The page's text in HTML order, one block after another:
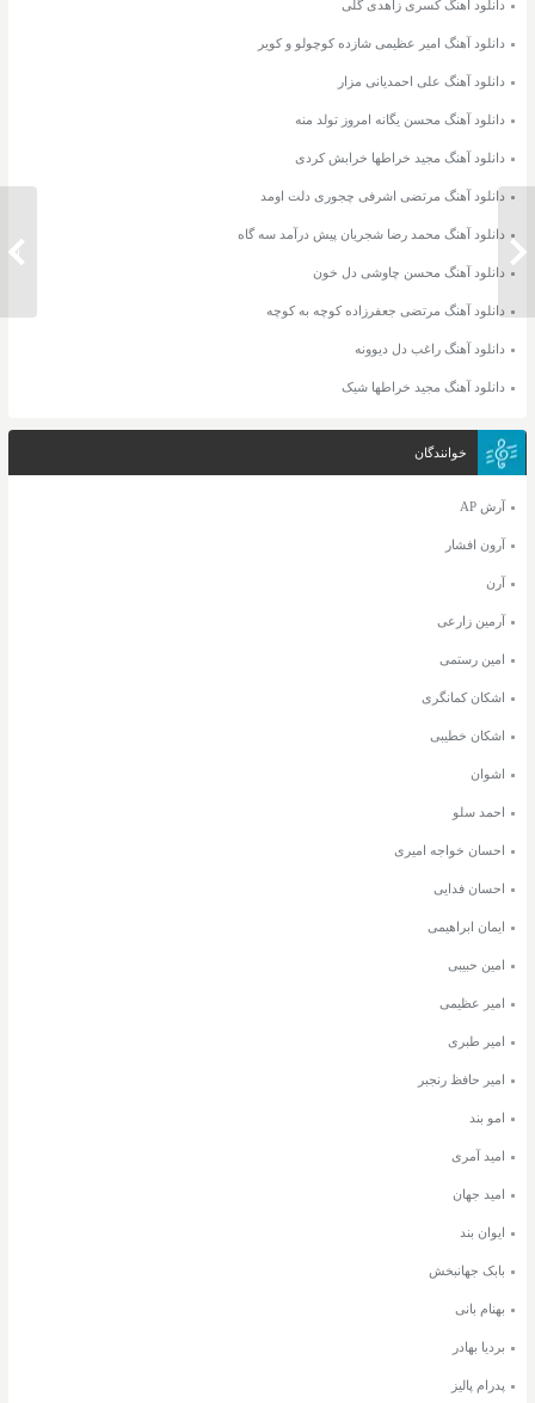
دانلود آهنگ کسری زاهدی گلی
دانلود آهنگ امیر عظیمی شازده کوچولو و کویر
دانلود آهنگ علی احمدیانی مزار
دانلود آهنگ محسن یگانه امروز تولد منه
دانلود آهنگ مجید خراطها خرابش کردی
دانلود آهنگ مرتضی اشرفی چجوری دلت اومد
دانلود آهنگ محمد رضا شجریان پیش درآمد سه گاه
دانلود آهنگ محسن چاوشی دل خون
دانلود آهنگ مرتضی جعفرزاده کوچه به کوچه
دانلود آهنگ راغب دل دیوونه
دانلود آهنگ مجید خراطها شیک
خوانندگان
آرش AP
آرون افشار
آرن
آرمین زارعی
امین رستمی
اشکان کمانگری
اشکان خطیبی
اشوان
احمد سلو
احسان خواجه امیری
احسان فدایی
ایمان ابراهیمی
امین حبیبی
امیر عظیمی
امیر طبری
امیر حافظ رنجبر
امو بند
امید آمری
امید جهان
ایوان بند
بابک جهانبخش
بهنام بانی
بردیا بهادر
پدرام پالیز